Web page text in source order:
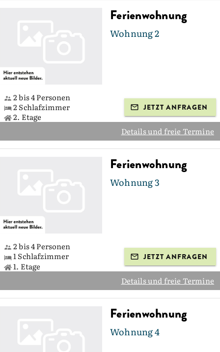
Ferienwohnung
Wohnung 2
2 bis 4 Personen
2 Schlafzimmer
2. Etage
JETZT ANFRAGEN
Details und freie Termine
Ferienwohnung
Wohnung 3
2 bis 4 Personen
1 Schlafzimmer
1. Etage
JETZT ANFRAGEN
Details und freie Termine
Ferienwohnung
Wohnung 4